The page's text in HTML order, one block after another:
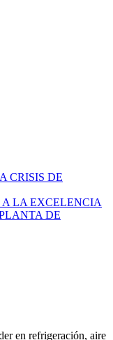
CRISIS DE
A LA EXCELENCIA
DE
en refrigeración, aire